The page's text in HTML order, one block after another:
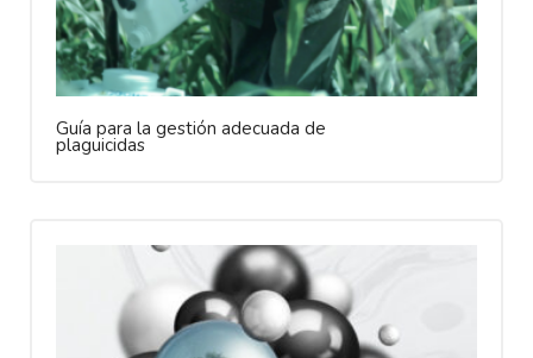
Guía para la gestión adecuada de
plaguicidas